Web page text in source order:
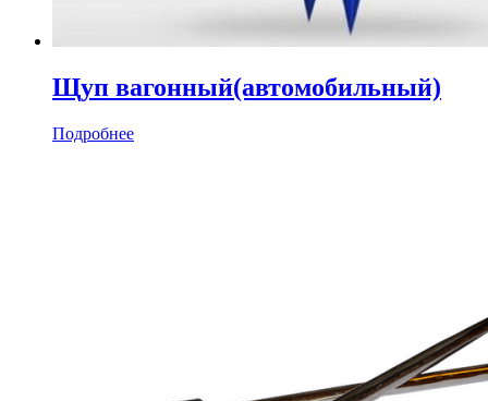
Щуп вагонный(автомобильный)
Подробнее